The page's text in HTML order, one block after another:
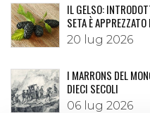
IL GELSO:
SETA È
20 lug 2026
I MARRONS DEL
DIECI SECOLI
06 lug 2026